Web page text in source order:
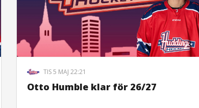
TIS 5 MAJ 22:21
Otto Humble klar för 26/27